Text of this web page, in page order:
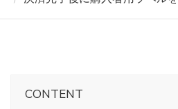
CONTENT